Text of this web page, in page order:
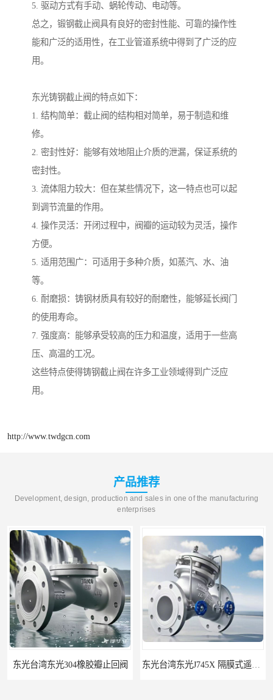
5. 驱动方式有手动、蜗轮传动、电动等。
总之，锻钢截止阀具有良好的密封性能、可靠的操作性
能和广泛的适用性，在工业管道系统中得到了广泛的应
用。
东光铸钢截止阀的特点如下：
1. 结构简单：截止阀的结构相对简单，易于制造和维
修。
2. 密封性好：能够有效地阻止介质的泄漏，保证系统的
密封性。
3. 流体阻力较大：但在某些情况下，这一特点也可以起
到调节流量的作用。
4. 操作灵活：开闭过程中，阀瓣的运动较为灵活，操作
方便。
5. 适用范围广：可适用于多种介质，如蒸汽、水、油
等。
6. 耐磨损：铸钢材质具有较好的耐磨性，能够延长阀门
的使用寿命。
7. 强度高：能够承受较高的压力和温度，适用于一些高
压、高温的工况。
这些特点使得铸钢截止阀在许多工业领域得到广泛应
用。
http://www.twdgcn.com
产品推荐
Development, design, production and sales in one of the manufacturing
enterprises
东光台湾东光304橡胶瓣止回阀